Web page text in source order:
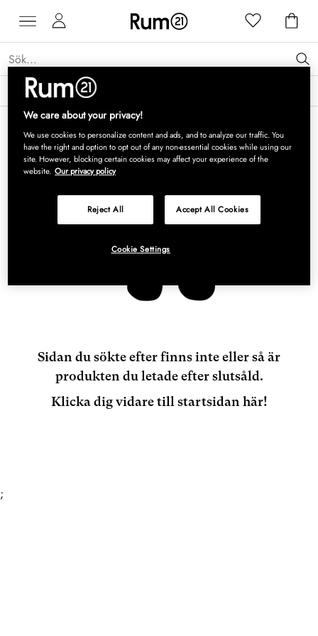
Få 15 % rabatt på Grythyttan Stålmöbler* →
Sidan du sökte efter finns inte eller så är
produkten du letade efter slutsåld.
Klicka dig vidare till startsidan här!
;
We care about your privacy!
We use cookies to personalize content and ads, and to analyze our traffic. You
have the right and option to opt out of any non-essential cookies while using our
site. However, blocking certain cookies may affect your experience of the
website. Our privacy policy
Reject All Accept All Cookies
Cookie Settings